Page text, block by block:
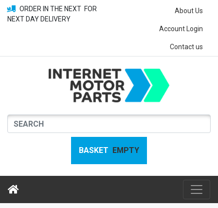
ORDER IN THE NEXT FOR
NEXT DAY DELIVERY
About Us
Account Login
Contact us
BASKET EMPTY